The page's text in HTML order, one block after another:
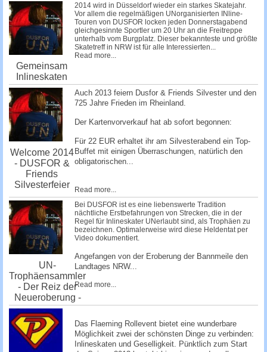
Gemeinsam
Inlineskaten
2014 wird in Düsseldorf wieder ein starkes Skatejahr.
Vor allem die regelmäßigen UNorganisierten INline-
Touren von DUSFOR locken jeden Donnerstagabend
gleichgesinnte Sportler um 20 Uhr an die Freitreppe
unterhalb vom Burgplatz. Dieser bekannteste und größte
Skatetreff in NRW ist für alle Interessierten...
Read more...
Welcome 2014
- DUSFOR &
Friends
Silvesterfeier
Auch 2013 feiern Dusfor & Friends Silvester und den
725 Jahre Frieden im Rheinland.
Der Kartenvorverkauf hat ab sofort begonnen:
Für 22 EUR erhaltet ihr am Silvesterabend ein Top-
Buffet mit einigen Überraschungen, natürlich den
obligatorischen...
Read more...
UN-
Trophäensammler
- Der Reiz der
Neueroberung -
Bei DUSFOR ist es eine liebenswerte Tradition
nächtliche Erstbefahrungen von Strecken, die in der
Regel für Inlineskater UNerlaubt sind, als Trophäen zu
bezeichnen. Optimalerweise wird diese Heldentat per
Video dokumentiert.
Angefangen von der Eroberung der Bannmeile den
Landtages NRW...
Read more...
Das Flaeming Rollevent bietet eine wunderbare
Möglichkeit zwei der schönsten Dinge zu verbinden:
Inlineskaten und Geselligkeit. Pünktlich zum Start